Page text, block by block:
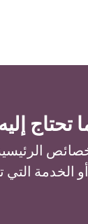
تحتاج إليه